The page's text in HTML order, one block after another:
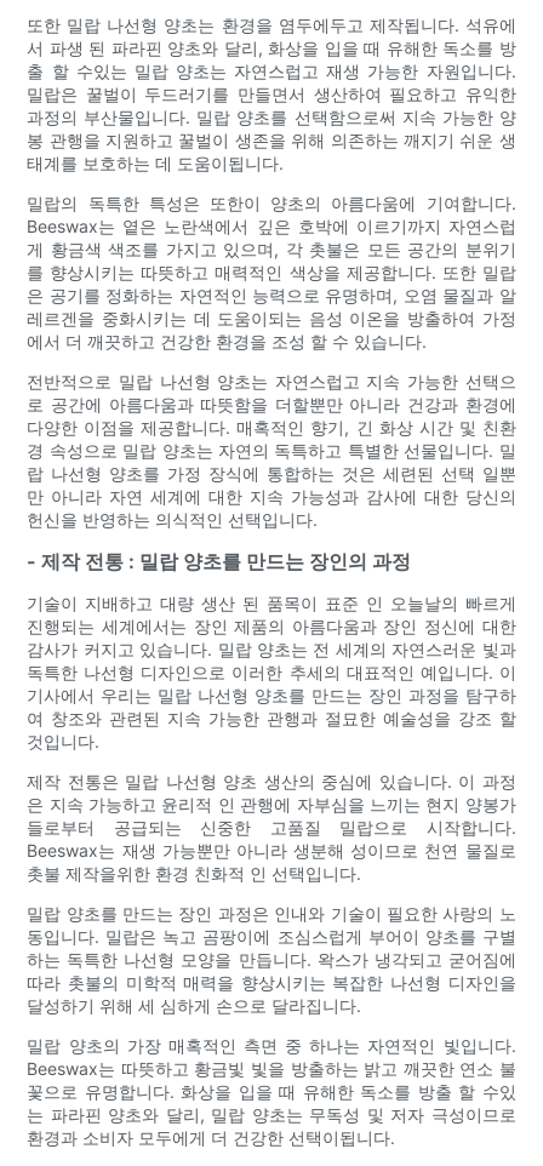
또한 밀랍 나선형 양초는 환경을 염두에두고 제작됩니다. 석유에
서 파생 된 파라핀 양초와 달리, 화상을 입을 때 유해한 독소를 방
출 할 수있는 밀랍 양초는 자연스럽고 재생 가능한 자원입니다.
밀랍은 꿀벌이 두드러기를 만들면서 생산하여 필요하고 유익한
과정의 부산물입니다. 밀랍 양초를 선택함으로써 지속 가능한 양
봉 관행을 지원하고 꿀벌이 생존을 위해 의존하는 깨지기 쉬운 생
태계를 보호하는 데 도움이됩니다.
밀랍의 독특한 특성은 또한이 양초의 아름다움에 기여합니다.
Beeswax는 옅은 노란색에서 깊은 호박에 이르기까지 자연스럽
게 황금색 색조를 가지고 있으며, 각 촛불은 모든 공간의 분위기
를 향상시키는 따뜻하고 매력적인 색상을 제공합니다. 또한 밀랍
은 공기를 정화하는 자연적인 능력으로 유명하며, 오염 물질과 알
레르겐을 중화시키는 데 도움이되는 음성 이온을 방출하여 가정
에서 더 깨끗하고 건강한 환경을 조성 할 수 있습니다.
전반적으로 밀랍 나선형 양초는 자연스럽고 지속 가능한 선택으
로 공간에 아름다움과 따뜻함을 더할뿐만 아니라 건강과 환경에
다양한 이점을 제공합니다. 매혹적인 향기, 긴 화상 시간 및 친환
경 속성으로 밀랍 양초는 자연의 독특하고 특별한 선물입니다. 밀
랍 나선형 양초를 가정 장식에 통합하는 것은 세련된 선택 일뿐
만 아니라 자연 세계에 대한 지속 가능성과 감사에 대한 당신의
헌신을 반영하는 의식적인 선택입니다.
- 제작 전통 : 밀랍 양초를 만드는 장인의 과정
기술이 지배하고 대량 생산 된 품목이 표준 인 오늘날의 빠르게
진행되는 세계에서는 장인 제품의 아름다움과 장인 정신에 대한
감사가 커지고 있습니다. 밀랍 양초는 전 세계의 자연스러운 빛과
독특한 나선형 디자인으로 이러한 추세의 대표적인 예입니다. 이
기사에서 우리는 밀랍 나선형 양초를 만드는 장인 과정을 탐구하
여 창조와 관련된 지속 가능한 관행과 절묘한 예술성을 강조 할
것입니다.
제작 전통은 밀랍 나선형 양초 생산의 중심에 있습니다. 이 과정
은 지속 가능하고 윤리적 인 관행에 자부심을 느끼는 현지 양봉가
들로부터 공급되는 신중한 고품질 밀랍으로 시작합니다.
Beeswax는 재생 가능뿐만 아니라 생분해 성이므로 천연 물질로
촛불 제작을위한 환경 친화적 인 선택입니다.
밀랍 양초를 만드는 장인 과정은 인내와 기술이 필요한 사랑의 노
동입니다. 밀랍은 녹고 곰팡이에 조심스럽게 부어이 양초를 구별
하는 독특한 나선형 모양을 만듭니다. 왁스가 냉각되고 굳어짐에
따라 촛불의 미학적 매력을 향상시키는 복잡한 나선형 디자인을
달성하기 위해 세 심하게 손으로 달라집니다.
밀랍 양초의 가장 매혹적인 측면 중 하나는 자연적인 빛입니다.
Beeswax는 따뜻하고 황금빛 빛을 방출하는 밝고 깨끗한 연소 불
꽃으로 유명합니다. 화상을 입을 때 유해한 독소를 방출 할 수있
는 파라핀 양초와 달리, 밀랍 양초는 무독성 및 저자 극성이므로
환경과 소비자 모두에게 더 건강한 선택이됩니다.